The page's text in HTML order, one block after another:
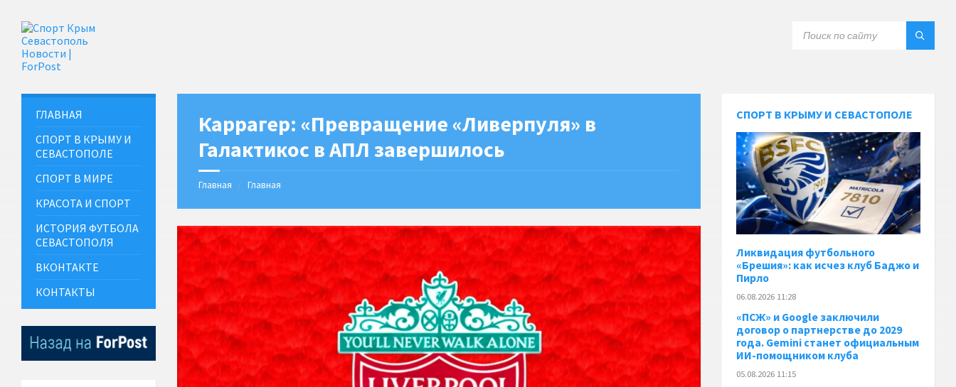
Каррагер: «Превращение «Ливерпуля» в
Галактикос в АПЛ завершилось
Главная Главная
ГЛАВНАЯ
СПОРТ В КРЫМУ И
СЕВАСТОПОЛЕ
СПОРТ В МИРЕ
КРАСОТА И СПОРТ
ИСТОРИЯ ФУТБОЛА
СЕВАСТОПОЛЯ
ВКОНТАКТЕ
КОНТАКТЫ
СПОРТ В КРЫМУ И СЕВАСТОПОЛЕ
Ликвидация футбольного
«Брешия»: как исчез клуб Баджо и
Пирло
06.08.2026 11:28
«ПСЖ» и Google заключили
договор о партнерстве до 2029
года. Gemini станет официальным
ИИ-помощником клуба
05.08.2026 11:15